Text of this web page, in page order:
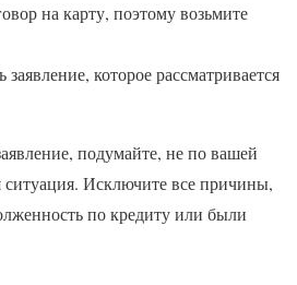
на карту, поэтому возьмите
которое рассматривается
подумайте, не по вашей
ситуация. Исключите все причины,
по кредиту или были